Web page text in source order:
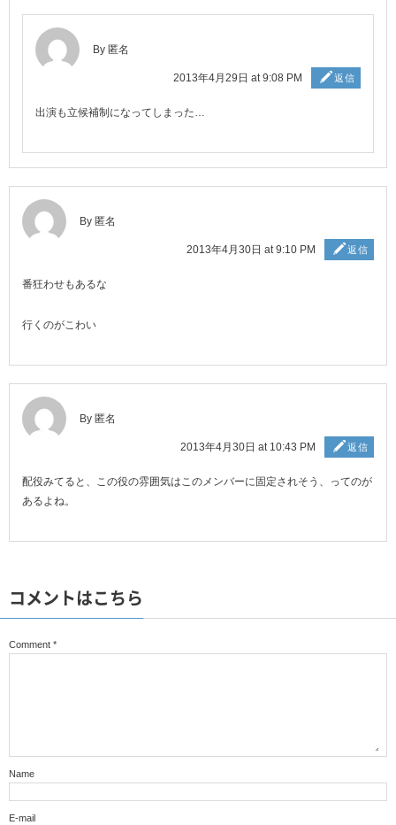
By 匿名
2013年4月29日 at 9:08 PM 返信
出演も立候補制になってしまった…
By 匿名
2013年4月30日 at 9:10 PM 返信
番狂わせもあるな
行くのがこわい
By 匿名
2013年4月30日 at 10:43 PM 返信
配役みてると、この役の雰囲気はこのメンバーに固定されそう、ってのが
あるよね。
コメントはこちら
Comment *
Name
E-mail